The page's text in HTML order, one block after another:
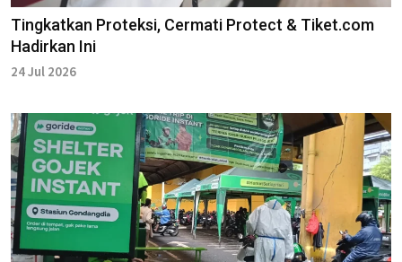
Tingkatkan Proteksi, Cermati Protect & Tiket.com
Hadirkan Ini
24 Jul 2026